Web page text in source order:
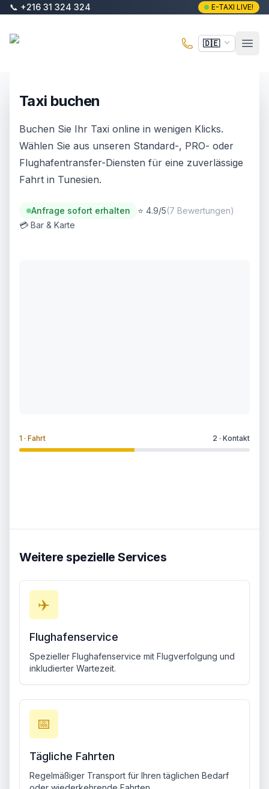
Zum Hauptinhalt springen
📞 +216 31 324 324 E-TAXI LIVE!
🇩🇪
Taxi buchen
Buchen Sie Ihr Taxi online in wenigen Klicks.
Wählen Sie aus unseren Standard-, PRO- oder
Flughafentransfer-Diensten für eine zuverlässige
Fahrt in Tunesien.
Anfrage sofort erhalten ⭐ 4.9/5(7 Bewertungen)
💳 Bar & Karte
1 · Fahrt 2 · Kontakt
Weitere spezielle Services
✈️
Flughafenservice
Spezieller Flughafenservice mit Flugverfolgung und
inkludierter Wartezeit.
📅
Tägliche Fahrten
Regelmäßiger Transport für Ihren täglichen Bedarf